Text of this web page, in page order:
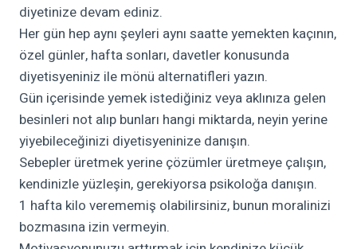
diyetinize devam ediniz.
Her gün hep aynı şeyleri aynı saatte yemekten kaçının,
özel günler, hafta sonları, davetler konusunda
diyetisyeniniz ile mönü alternatifleri yazın.
Gün içerisinde yemek istediğiniz veya aklınıza gelen
besinleri not alıp bunları hangi miktarda, neyin yerine
yiyebileceğinizi diyetisyeninize danışın.
Sebepler üretmek yerine çözümler üretmeye çalışın,
kendinizle yüzleşin, gerekiyorsa psikoloğa danışın.
1 hafta kilo verememiş olabilirsiniz, bunun moralinizi
bozmasına izin vermeyin.